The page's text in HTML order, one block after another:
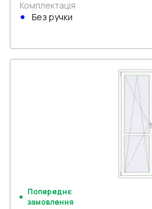
Комплектація
Без ручки
Попереднє
замовлення